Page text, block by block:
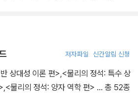
와 아름다움을 제대로 체감하는 데 있어
은 스탠퍼드 대학교의 일반 물리학 강의에
년 전 캘리포니아 공과 대학(Caltech)
리처드 파인만의 『물리학 강의(Lecture
다.
저자파일 신간알림 신청
상대성 이론 편> <물리의 정석: 특수 상
<물리의 정석: 양자 역학 편> … 총 52종